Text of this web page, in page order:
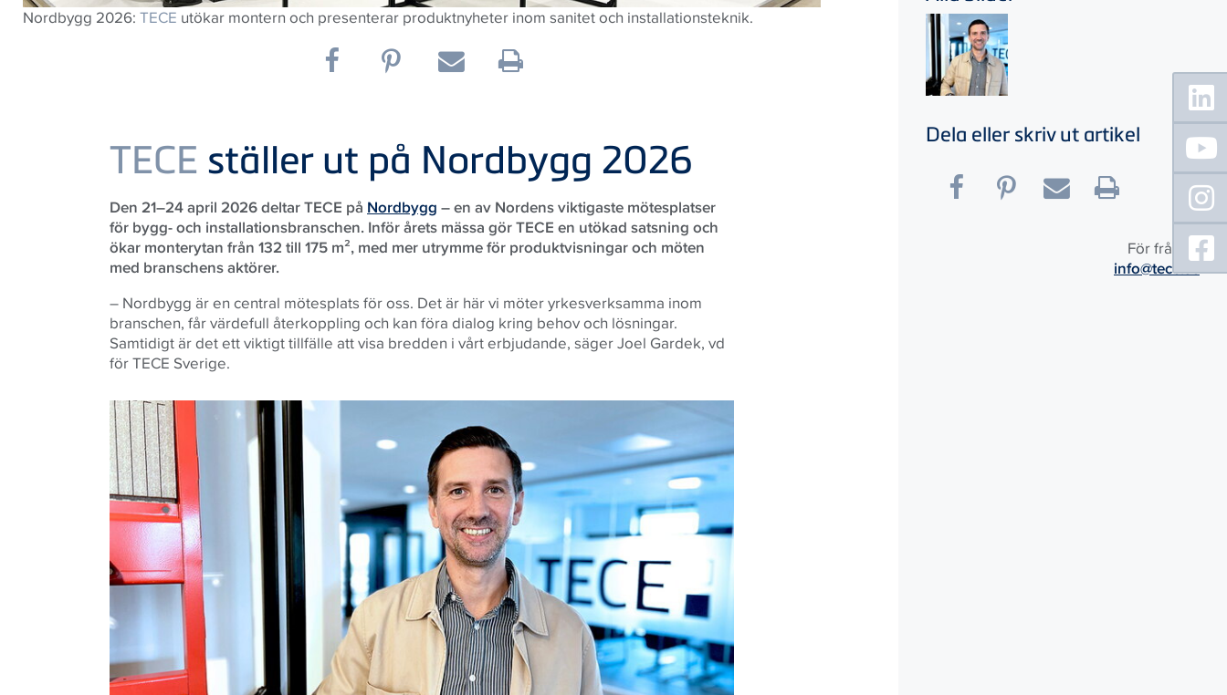
Nordbygg 2026: TECE utökar montern och presenterar produktnyheter inom sanitet och installationsteknik.
TECE ställer ut på Nordbygg 2026
Den 21–24 april 2026 deltar TECE på Nordbygg – en av Nordens viktigaste mötesplatser
för bygg- och installationsbranschen. Inför årets mässa gör TECE en utökad satsning och
ökar monterytan från 132 till 175 m², med mer utrymme för produktvisningar och möten
med branschens aktörer.
– Nordbygg är en central mötesplats för oss. Det är här vi möter yrkesverksamma inom
branschen, får värdefull återkoppling och kan föra dialog kring behov och lösningar.
Samtidigt är det ett viktigt tillfälle att visa bredden i vårt erbjudande, säger Joel Gardek, vd
förTECE Sverige.
Dela eller skriv ut artikel
För frågor:
info@tece.se
Floating